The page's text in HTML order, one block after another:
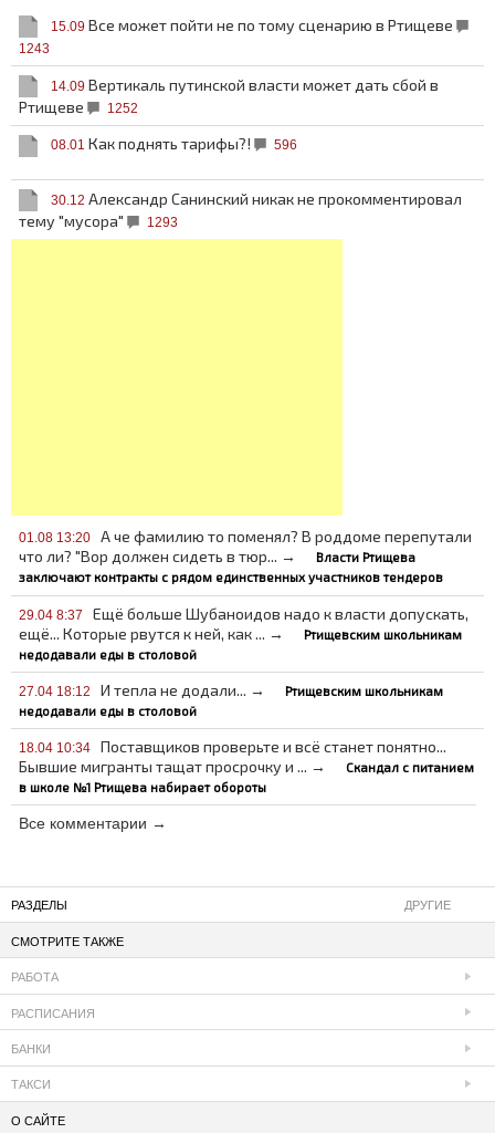
15.09 Все может пойти не по тому сценарию в Ртищеве
1243
14.09 Вертикаль путинской власти может дать сбой в
Ртищеве
1252
08.01 Как поднять тарифы?! 596
30.12 Александр Санинский никак не прокомментировал
тему "мусора"
1293
01.08 13:20
А че фамилию то поменял? В роддоме перепутали
что ли? "Вор должен сидеть в тюр... →
Власти Ртищева
заключают контракты с рядом единственных участников тендеров
29.04 8:37
Ещё больше Шубаноидов надо к власти допускать,
ещё... Которые рвутся к ней, как ... →
Ртищевским школьникам
недодавали еды в столовой
27.04 18:12 И тепла не додали... →
Ртищевским школьникам
недодавали еды в столовой
18.04 10:34
Поставщиков проверьте и всё станет понятно...
Бывшие мигранты тащат просрочку и ... →
Скандал с питанием
в школе №1 Ртищева набирает обороты
Все комментарии →
ДРУГИЕ
РАЗДЕЛЫ
СМОТРИТЕ ТАКЖЕ
РАБОТА
РАСПИСАНИЯ
БАНКИ
ТАКСИ
О САЙТЕ